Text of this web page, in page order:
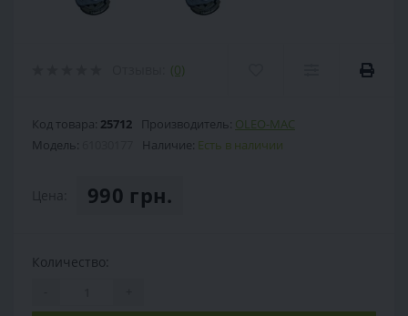
(0)
Код товара: 25712 Производитель: OLEO-MAC
Модель:
Наличие: Есть в наличии
990 грн.
Количество: